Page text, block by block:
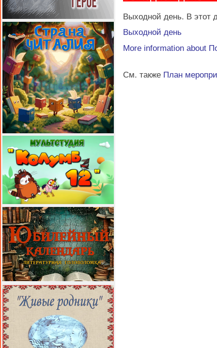
Выходной день. В этот
Выходной день
More information about
См. также План